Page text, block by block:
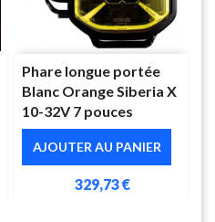
Phare longue portée
Blanc Orange Siberia X
10-32V 7 pouces
AJOUTER AU PANIER
329,73 €